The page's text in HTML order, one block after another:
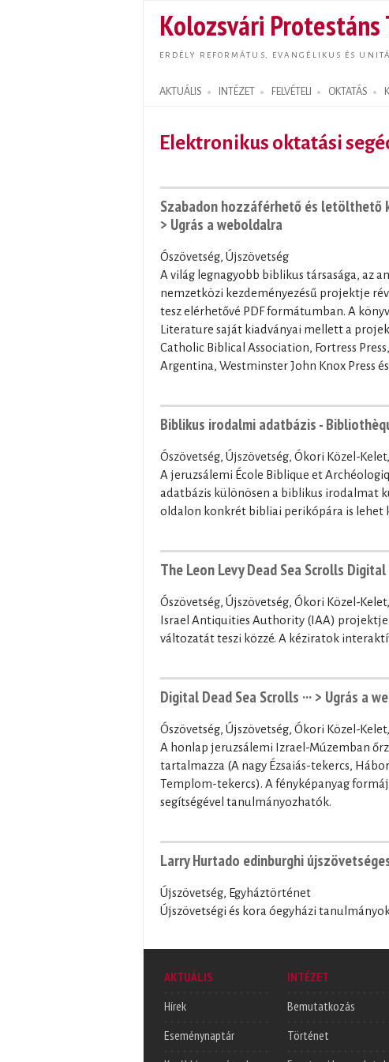
Kolozsvári
ERDÉLY REFORMÁTUS, EVANGÉLIKUS ÉS
AKTUÁLIS INTÉZET FELVÉTELI OKTATÁS
Search form
Elektronikus oktatási
Szabadon hozzáférhető és letölthető
> Ugrás a weboldalra
Ószövetség, Újszövetség
A világ legnagyobb biblikus társasága, az
nemzetközi kezdeményezésű projektje
tesz elérhetővé PDF formátumban. A
Literature saját kiadványai mellett a
Catholic Biblical Association, Fortress
Argentina, Westminster John Knox Press
Biblikus irodalmi adatbázis -
Ószövetség, Újszövetség, Ókori Közel-
A jeruzsálemi École Biblique et
adatbázis különösen a biblikus irodalmat
oldalon konkrét bibliai perikópára is lehet
The Leon Levy Dead Sea Scrolls Digital
Ószövetség, Újszövetség, Ókori Közel-
Israel Antiquities Authority (IAA)
változatát teszi közzé. A kéziratok
Digital Dead Sea Scrolls ··· > Ugrás a
Ószövetség, Újszövetség, Ókori Közel-
A honlap jeruzsálemi Izrael-Múzemban
tartalmazza (A nagy Ézsaiás-tekercs,
Templom-tekercs). A fényképanyag
segítségével tanulmányozhatók.
Larry Hurtado edinburghi
Újszövetség, Egyháztörténet
Újszövetségi és kora óegyházi
AKTUÁLIS
Hírek
Eseménynaptár
INTÉZET
Bemutatkozás
Történet